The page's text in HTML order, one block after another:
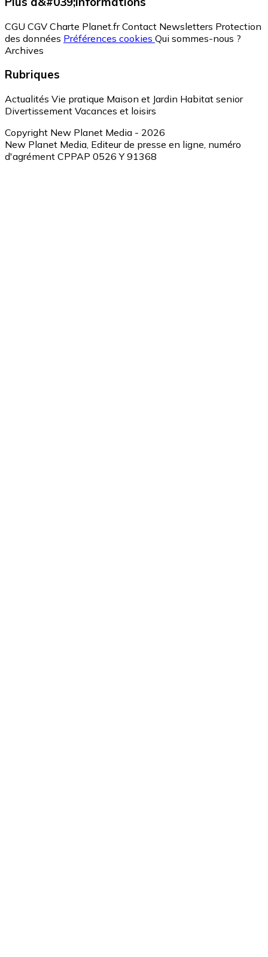
CGU CGV Charte Planet.fr Contact Newsletters Protection
des données Préférences cookies Qui sommes-nous ?
Archives
Rubriques
Actualités Vie pratique Maison et Jardin Habitat senior
Divertissement Vacances et loisirs
Copyright New Planet Media - 2026
New Planet Media, Editeur de presse en ligne, numéro
d'agrément CPPAP 0526 Y 91368